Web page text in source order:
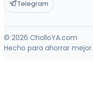
Telegram
© 2026 CholloYA.com
Hecho para ahorrar mejor.